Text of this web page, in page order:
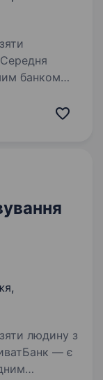
за всіма
людину з